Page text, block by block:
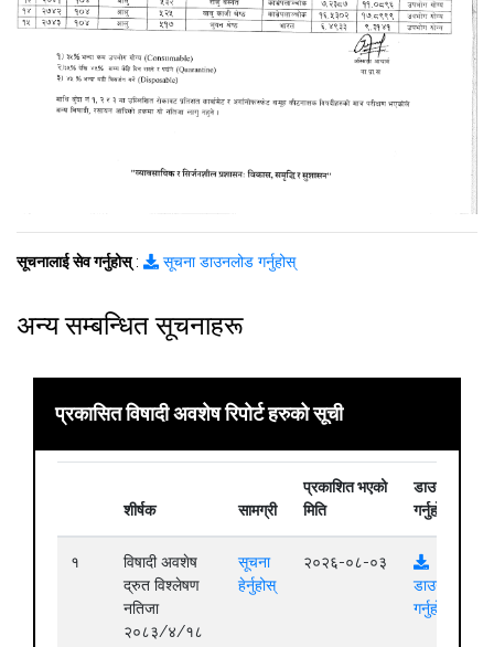
सूचनालाई सेव गर्नुहोस्: सूचना डाउनलोड गर्नुहोस्
अन्य सम्बन्धित सूचनाहरू
प्रकासित विषादी अवशेष रिपोर्ट हरुको सूची
शीर्षक सामग्री
प्रकाशित भएको
मिति
डाउनलोड
गर्नुहोस्
१
विषादी अवशेष
द्रुत विश्लेषण
नतिजा
२०८३/४/१८
सूचना
हेर्नुहोस्
२०२६-०८-०३
डाउनलोड
गर्नुहोस्